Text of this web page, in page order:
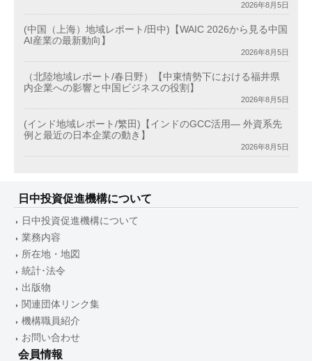
2026年8月5日
(中国（上海）地域レポート/田中)【WAIC 2026から見る中国
AI産業の最新動向】
2026年8月5日
（北陸地域レポート/春日野）【中東情勢下における福井県
内企業への影響と中国ビジネスの役割】
2026年8月5日
(インド地域レポート/繁田)【インドのGCC活用― 外資系先
例と最近の日本企業の動き】
2026年8月5日
日中投資促進機構について
日中投資促進機構について
業務内容
所在地・地図
統計･法令
出版物
関連団体リンク集
機構職員紹介
お問い合わせ
会員情報